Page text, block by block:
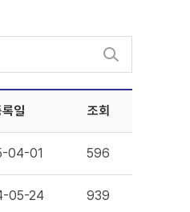
일 조회
04-01 596
05-24 939